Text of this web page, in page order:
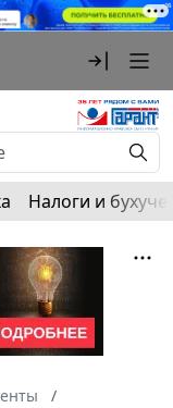
Налоги и